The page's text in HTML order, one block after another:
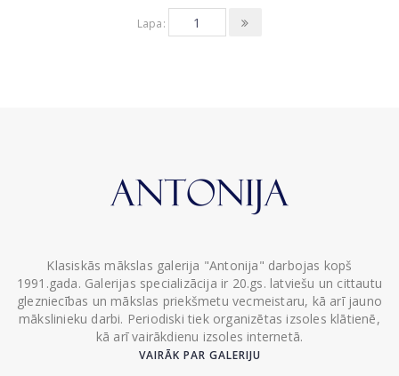
Lapa:
Klasiskās mākslas galerija "Antonija" darbojas kopš
1991.gada. Galerijas specializācija ir 20.gs. latviešu un cittautu
glezniecības un mākslas priekšmetu vecmeistaru, kā arī jauno
mākslinieku darbi. Periodiski tiek organizētas izsoles klātienē,
kā arī vairākdienu izsoles internetā.
VAIRĀK PAR GALERIJU